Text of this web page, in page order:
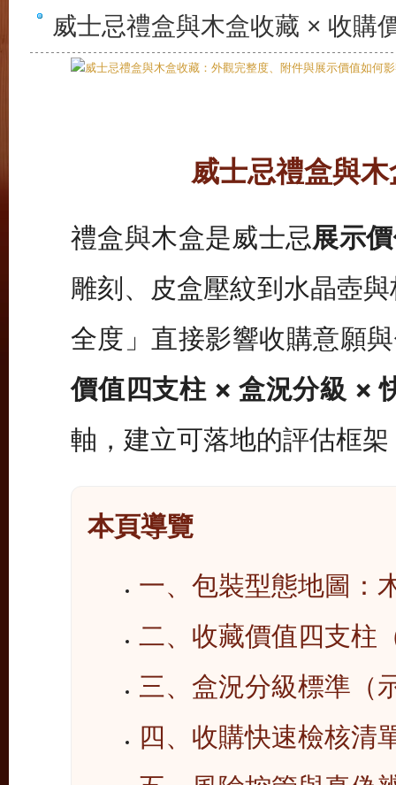
威士忌禮盒與木盒收藏 × 收購
威士忌禮盒與
禮盒與木盒是威士忌展示
雕刻、皮盒壓紋到水晶壺
全度」直接影響收購意願
價值四支柱 × 盒況分級 ×
軸，建立可落地的評估框
本頁導覽
一、包裝型態地圖：
二、收藏價值四支柱
三、盒況分級標準（
四、收購快速檢核清